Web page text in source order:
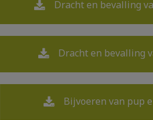
Dracht en bevalling
Dracht en bevalling
Bijvoeren van pup